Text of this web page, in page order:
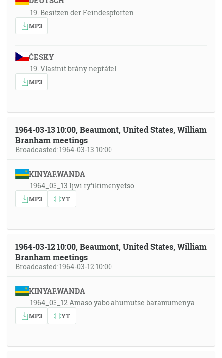
19. Besitzen der Feindespforten
MP3
ČESKY
19. Vlastnit brány nepřátel
MP3
1964-03-13 10:00, Beaumont, United States, William
Branham meetings
Broadcasted: 1964-03-13 10:00
KINYARWANDA
1964_03_13 Ijwi ry'ikimenyetso
MP3 YT
1964-03-12 10:00, Beaumont, United States, William
Branham meetings
Broadcasted: 1964-03-12 10:00
KINYARWANDA
1964_03_12 Amaso yabo ahumutse baramumenya
MP3 YT